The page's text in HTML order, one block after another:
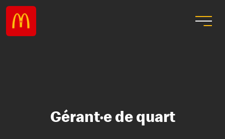
Gérant·e de quart